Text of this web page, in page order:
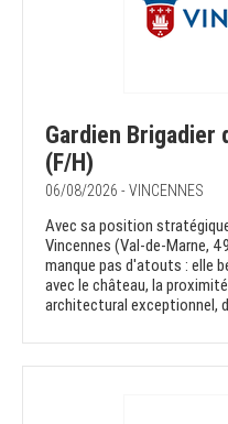
Gardien Brigadier
(F/H)
06/08/2026 - VINCENNES
Avec sa position
Vincennes (Val-de-Marne,
manque pas d'atouts : elle
avec le château, la
architectural exceptionnel,